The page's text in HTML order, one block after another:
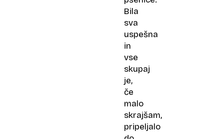
Bila
sva
uspešna
in
vse
skupaj
je,
če
malo
skrajšam,
pripeljalo